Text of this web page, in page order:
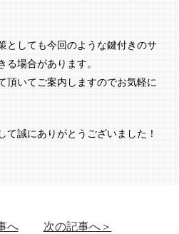
としても今回のような鍵付きのサ
る場合があります。
頂いてご案内しますのでお気軽に
て誠にありがとうございました！
へ 次の記事へ＞